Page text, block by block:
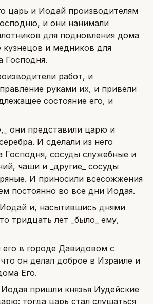
царь и Иодай производителям
и они нанимали
для подновления дома
кузнецов и медников для
Господня.
работ, и
руками их, и привели
состояние его, и
они представили царю и
И сделали из него
Господня, сосуды служебные и
чаши и _другие_ сосуды
И приносили всесожжения
постоянно во все дни Иодая.
и, насытившись днями
тридцать лет _было_ ему,
в городе Давидовом с
он делал доброе в Израиле и
Его.
пришли князья Иудейские
тогда царь стал слушаться